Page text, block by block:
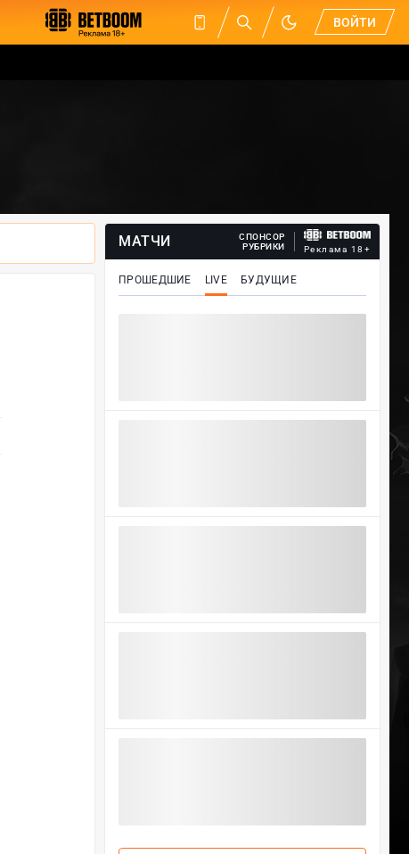
ВОЙТИ
МАТЧИ
СПОНСОР
РУБРИКИ
Реклама 18+
ПРОШЕДШИЕ LIVE БУДУЩИЕ